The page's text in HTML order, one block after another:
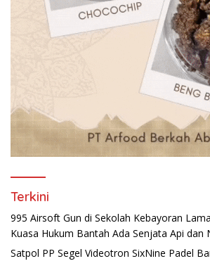
Terkini
995 Airsoft Gun di Sekolah Kebayoran
Kuasa Hukum Bantah Ada Senjata Api dan
Satpol PP Segel Videotron SixNine Padel